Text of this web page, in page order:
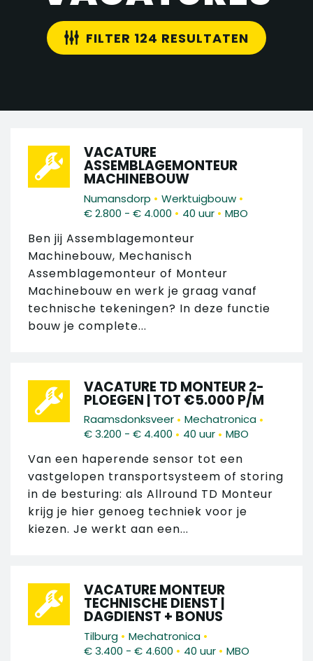
FILTER 124 RESULTATEN
VACATURE
ASSEMBLAGEMONTEUR
MACHINEBOUW
Numansdorp • Werktuigbouw •
€ 2.800 - € 4.000 • 40 uur • MBO
Ben jij Assemblagemonteur
Machinebouw, Mechanisch
Assemblagemonteur of Monteur
Machinebouw en werk je graag vanaf
technische tekeningen? In deze functie
bouw je complete...
VACATURE TD MONTEUR 2-
PLOEGEN | TOT €5.000 P/M
Raamsdonksveer • Mechatronica •
€ 3.200 - € 4.400 • 40 uur • MBO
Van een haperende sensor tot een
vastgelopen transportsysteem of storing
in de besturing: als Allround TD Monteur
krijg je hier genoeg techniek voor je
kiezen. Je werkt aan een...
VACATURE MONTEUR
TECHNISCHE DIENST |
DAGDIENST + BONUS
Tilburg • Mechatronica •
€ 3.400 - € 4.600 • 40 uur • MBO